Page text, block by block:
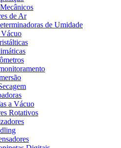
de Ar
de Umidade
a Vácuo
Rotativos